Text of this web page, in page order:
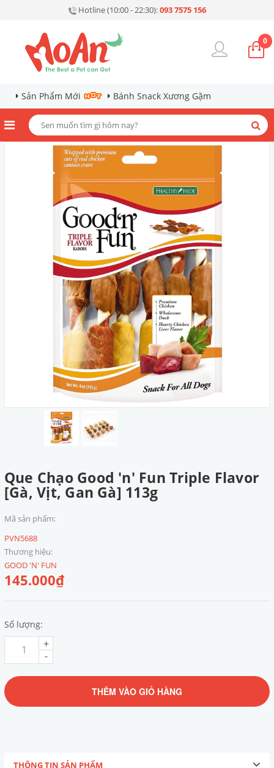
Hotline (10:00 - 22:30):093 7575 156
0
Sản Phẩm Mới Bánh Snack Xương Gặm
Que Chạo Good 'n' Fun Triple Flavor
[Gà, Vịt, Gan Gà] 113g
Mã sản phẩm:
PVN5688
Thương hiệu:
GOOD 'N' FUN
145.000₫
Số lượng:
-
+
THÊM VÀO GIỎ HÀNG
THÔNG TIN SẢN PHẨM